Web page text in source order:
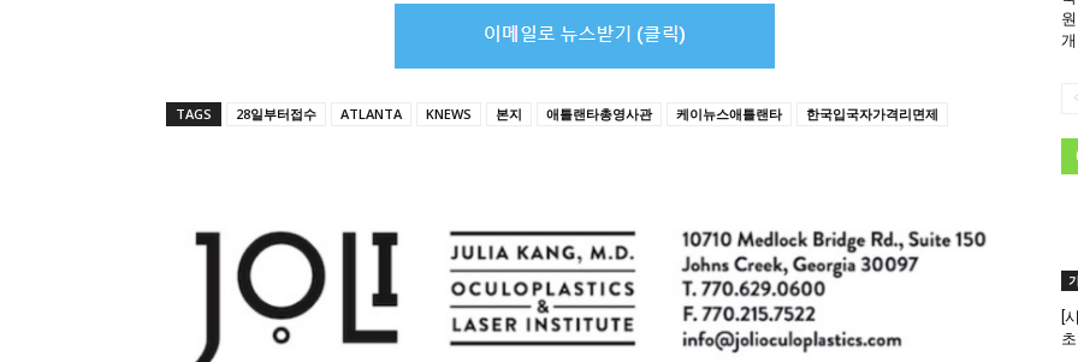
TAGS 28일부터접수 ATLANTA KNEWS 본지 애틀랜타총영사관 케이뉴스애틀랜타 한국입국자가격리면제
[
초